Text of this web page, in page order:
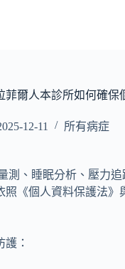
菲爾人本診所如何確保
12-11 所有病症
測、睡眠分析、壓力
照《個人資料保護法》
：